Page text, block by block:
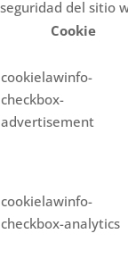
seguridad del sitio
Cookie
cookielawinfo-
checkbox-
advertisement
cookielawinfo-
checkbox-analytics